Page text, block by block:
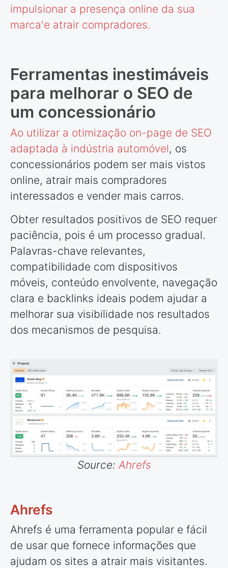
impulsionar a presença online da sua
marca'e atrair compradores.
Ferramentas inestimáveis
para melhorar o SEO de
um concessionário
Ao utilizar a otimização on-page de SEO
adaptada à indústria automóvel, os
concessionários podem ser mais vistos
online, atrair mais compradores
interessados e vender mais carros.
Obter resultados positivos de SEO requer
paciência, pois é um processo gradual.
Palavras-chave relevantes,
compatibilidade com dispositivos
móveis, conteúdo envolvente, navegação
clara e backlinks ideais podem ajudar a
melhorar sua visibilidade nos resultados
dos mecanismos de pesquisa.
Source:Ahrefs
Ahrefs
Ahrefs é uma ferramenta popular e fácil
de usar que fornece informações que
ajudam os sites a atrair mais visitantes.